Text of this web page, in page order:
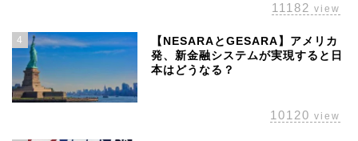
11182 view
4
【NESARAとGESARA】アメリカ
発、新金融システムが実現すると日
本はどうなる？
10120 view